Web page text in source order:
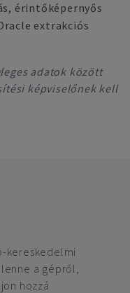
érintőképernyős
extrakciós
adatok között
képviselőnek kell
kereskedelmi
a gépről,
hozzá